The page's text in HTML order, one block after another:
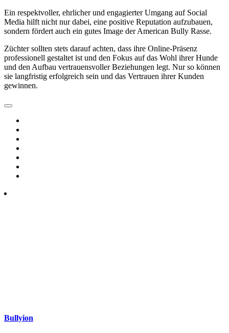
Ein respektvoller, ehrlicher und engagierter Umgang auf Social
Media hilft nicht nur dabei, eine positive Reputation aufzubauen,
sondern fördert auch ein gutes Image der American Bully Rasse.
Züchter sollten stets darauf achten, dass ihre Online-Präsenz
professionell gestaltet ist und den Fokus auf das Wohl ihrer Hunde
und den Aufbau vertrauensvoller Beziehungen legt. Nur so können
sie langfristig erfolgreich sein und das Vertrauen ihrer Kunden
gewinnen.
Bullyion